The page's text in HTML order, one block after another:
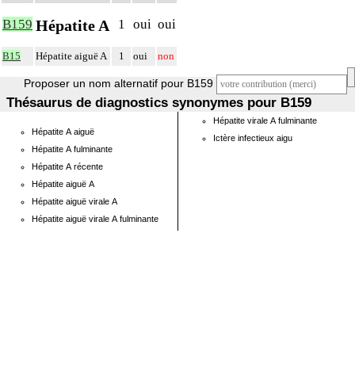
B159 Hépatite A 1 oui oui
B15 Hépatite aiguë A 1 oui non
Proposer un nom alternatif pour B159
Thésaurus de diagnostics synonymes pour B159
Hépatite A aiguë
Hépatite A fulminante
Hépatite A récente
Hépatite aiguë A
Hépatite aiguë virale A
Hépatite aiguë virale A fulminante
Hépatite virale A fulminante
Ictère infectieux aigu